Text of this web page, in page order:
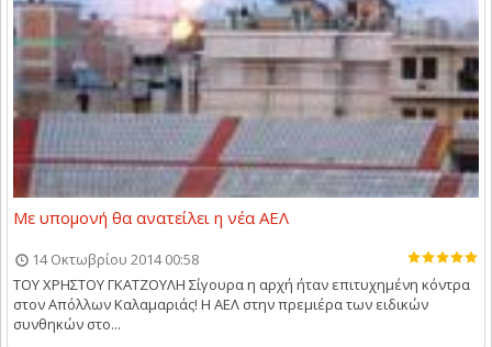
Με υπομονή θα ανατείλει η νέα ΑΕΛ
14 Οκτωβρίου 2014 00:58
ΤΟΥ ΧΡΗΣΤΟΥ ΓΚΑΤΖΟΥΛΗ Σίγουρα η αρχή ήταν επιτυχημένη κόντρα
στον Απόλλων Καλαμαριάς! Η ΑΕΛ στην πρεμιέρα των ειδικών
συνθηκών στο...